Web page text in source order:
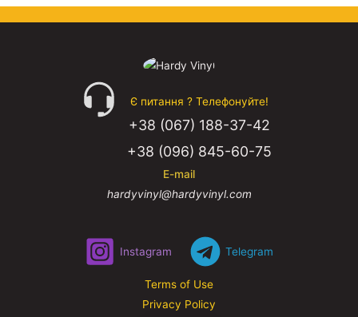
Є питання ? Телефонуйте!
+38 (067) 188-37-42
+38 (096) 845-60-75
E-mail
hardyvinyl@hardyvinyl.com
Instagram Telegram
Terms of Use
Privacy Policy